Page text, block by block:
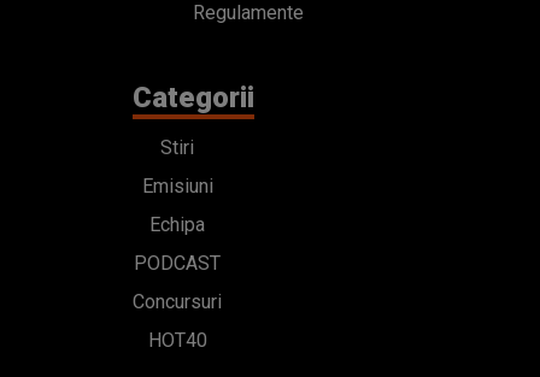
Regulamente
Categorii
Stiri
Emisiuni
Echipa
PODCAST
Concursuri
HOT40